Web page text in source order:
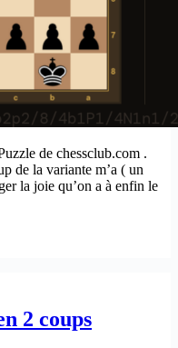
de chessclub.com .
de la variante m’a ( un
la joie qu’on a à enfin le
2 coups